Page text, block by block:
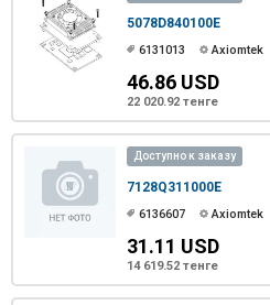
5078D840100E
6131013 Axiomtek
46.86 USD
22 020.92 тенге
Доступно к заказу
7128Q311000E
6136607 Axiomtek
31.11 USD
14 619.52 тенге